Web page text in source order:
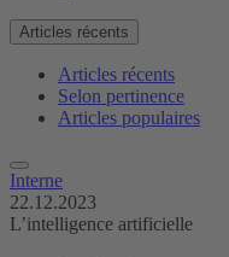
Articles récents
Articles récents
Selon pertinence
Articles populaires
Interne
22.12.2023
L’intelligence artificielle